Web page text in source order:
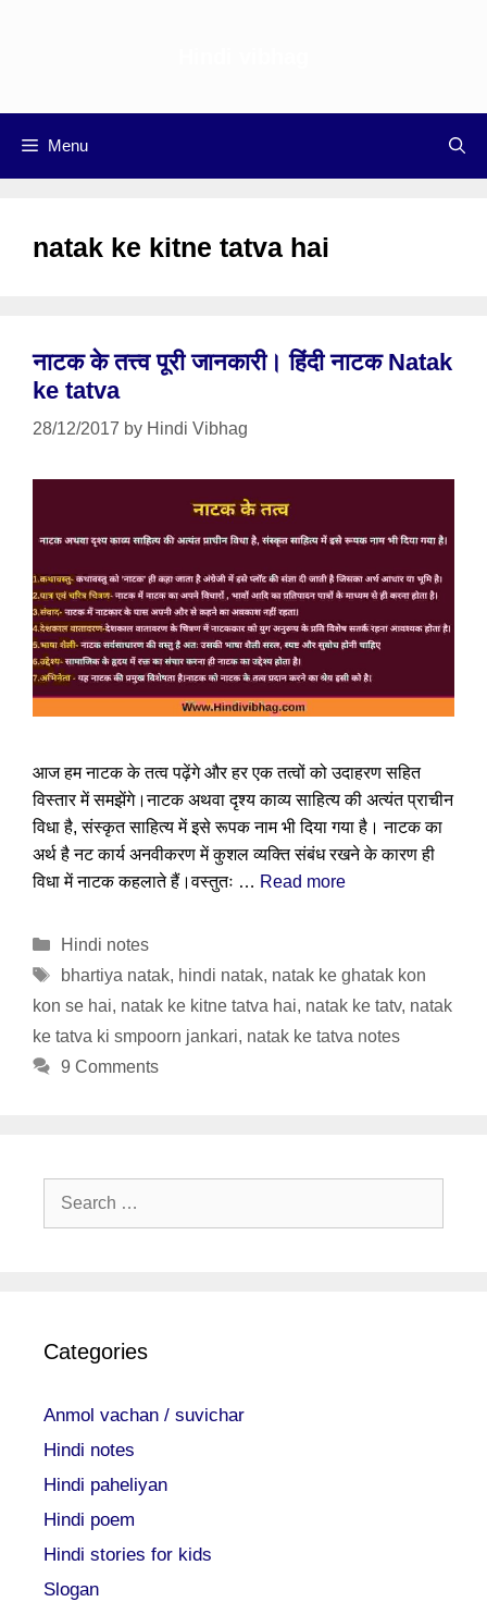
Menu
natak ke kitne tatva hai
नाटक के तत्त्व पूरी जानकारी। हिंदी नाटक Natak
ke tatva
28/12/2017 by Hindi Vibhag
आज हम नाटक के तत्व पढ़ेंगे और हर एक तत्वों को उदाहरण सहित
विस्तार में समझेंगे।नाटक अथवा दृश्य काव्य साहित्य की अत्यंत प्राचीन
विधा है, संस्कृत साहित्य में इसे रूपक नाम भी दिया गया है। नाटक का
अर्थ है नट कार्य अनवीकरण में कुशल व्यक्ति संबंध रखने के कारण ही
विधा में नाटक कहलाते हैं।वस्तुतः … Read more
Categories
Hindi notes
Tags
bhartiya natak, hindi natak, natak ke ghatak kon
kon se hai, natak ke kitne tatva hai, natak ke tatv, natak
ke tatva ki smpoorn jankari, natak ke tatva notes
9 Comments
Search
Categories
Anmol vachan / suvichar
Hindi notes
Hindi paheliyan
Hindi poem
Hindi stories for kids
Slogan